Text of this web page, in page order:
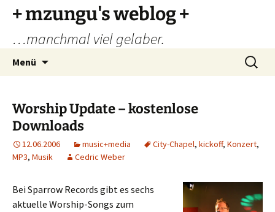
Zum
Inhalt
springen
+ mzungu's weblog +
…manchmal viel gelaber.
Menü
Suchen
nach:
Worship Update – kostenlose
Downloads
12.06.2006 music+media City-Chapel, kickoff, Konzert,
MP3, Musik Cedric Weber
Bei Sparrow Records gibt es sechs
aktuelle Worship-Songs zum